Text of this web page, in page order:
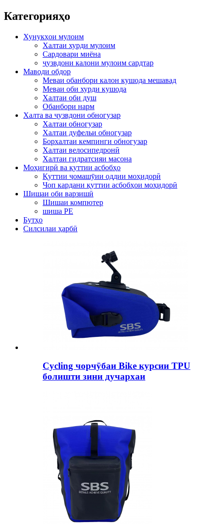
Категорияҳо
Хунукҳои мулоим
Халтаи хурди мулоим
Сардовари миёна
ҷузвдони калони мулоим сардтар
Маводи обдор
Меваи обанбори калон кушода мешавад
Меваи оби хурди кушода
Халтаи оби душ
Обанбори нарм
Халта ва ҷузвдони обногузар
Халтаи обногузар
Халтаи дуфельи обногузар
Борхалтаи кемпинги обногузар
Халтаи велосипедронӣ
Халтаи гидратсияи масона
Моҳигирӣ ва қуттии асбобҳо
Қуттии ҷомашӯии оддии моҳидорӣ
Чоп кардани қуттии асбобҳои моҳидорӣ
Шишаи оби варзишӣ
Шишаи компютер
шиша PE
Бутҳо
Силсилаи ҳарбӣ
Cycling чорчӯбаи Bike курсии TPU
болишти зини дучархаи